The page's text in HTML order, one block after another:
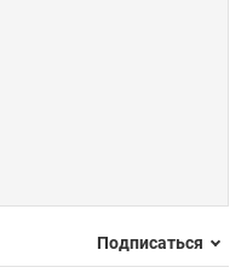
Подписаться